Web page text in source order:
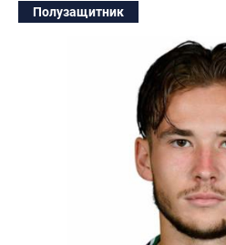
Полузащитник